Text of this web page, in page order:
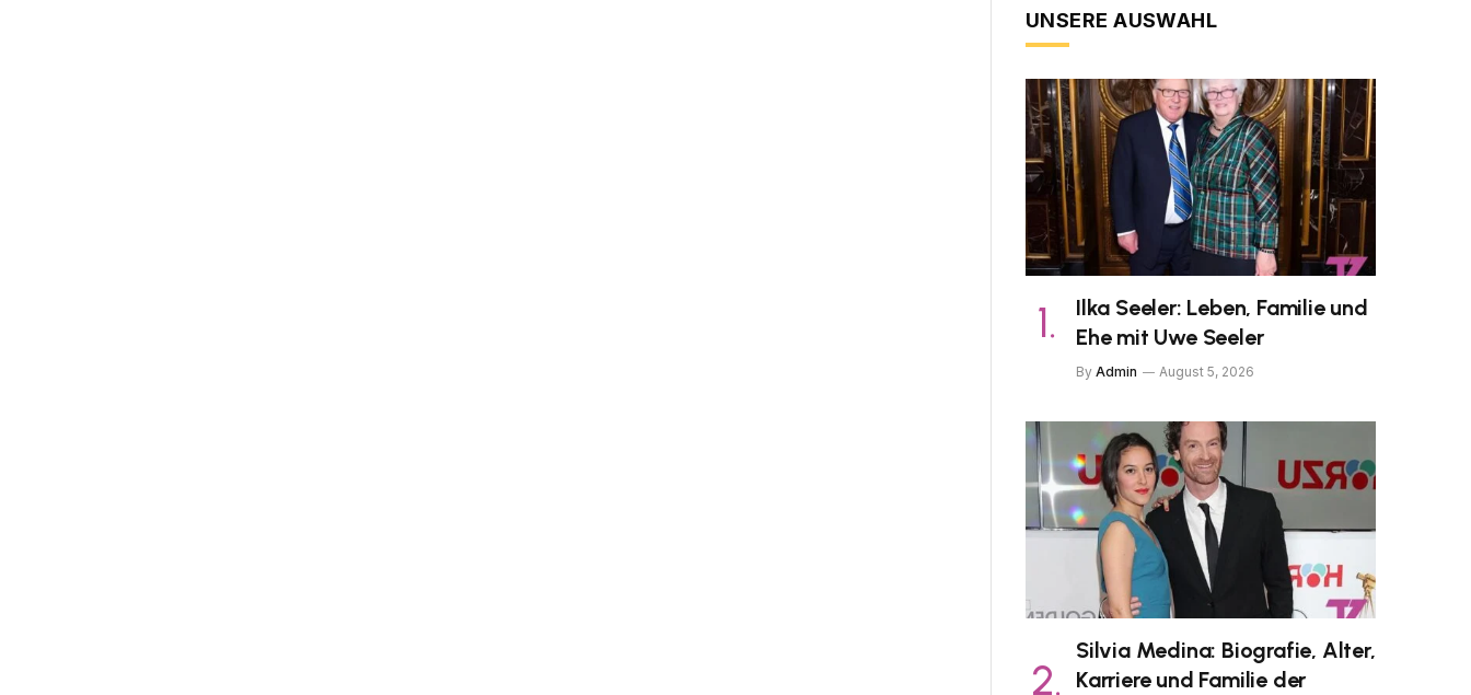
UNSERE AUSWAHL
Ilka Seeler: Leben, Familie und
Ehe mit Uwe Seeler
By Admin August 5, 2026
Silvia Medina: Biografie, Alter,
Karriere und Familie der